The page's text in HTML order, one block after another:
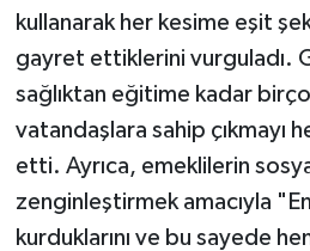
kullanarak her kesime eşit
gayret ettiklerini vurguladı.
sağlıktan eğitime kadar
vatandaşlara sahip çıkmayı
etti. Ayrıca, emeklilerin
zenginleştirmek amacıyla
kurduklarını ve bu sayede